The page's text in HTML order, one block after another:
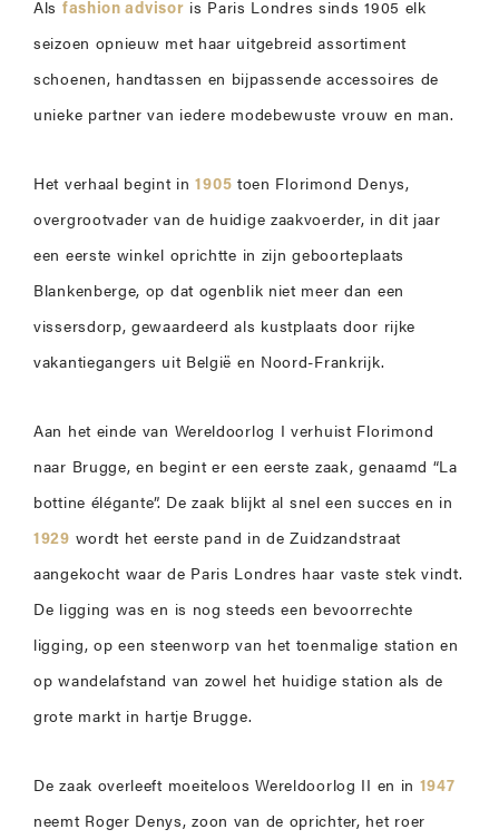
Als fashion advisor is Paris Londres sinds 1905 elk
seizoen opnieuw met haar uitgebreid assortiment
schoenen, handtassen en bijpassende accessoires de
unieke partner van iedere modebewuste vrouw en man.
Het verhaal begint in1905 toen Florimond Denys,
overgrootvader van de huidige zaakvoerder, in dit jaar
een eerste winkel oprichtte in zijn geboorteplaats
Blankenberge, op dat ogenblik niet meer dan een
vissersdorp, gewaardeerd als kustplaats door rijke
vakantiegangers uit België en Noord-Frankrijk.
Aan het einde van Wereldoorlog I verhuist Florimond
naar Brugge, en begint er een eerste zaak, genaamd “La
bottine élégante”. De zaak blijkt al snel een succes en in
1929 wordt het eerste pand in de Zuidzandstraat
aangekocht waar de Paris Londres haar vaste stek vindt.
De ligging was en is nog steeds een bevoorrechte
ligging, op een steenworp van het toenmalige station en
op wandelafstand van zowel het huidige station als de
grote markt in hartje Brugge.
De zaak overleeft moeiteloos Wereldoorlog II en in 1947
neemt Roger Denys, zoon van de oprichter, het roer